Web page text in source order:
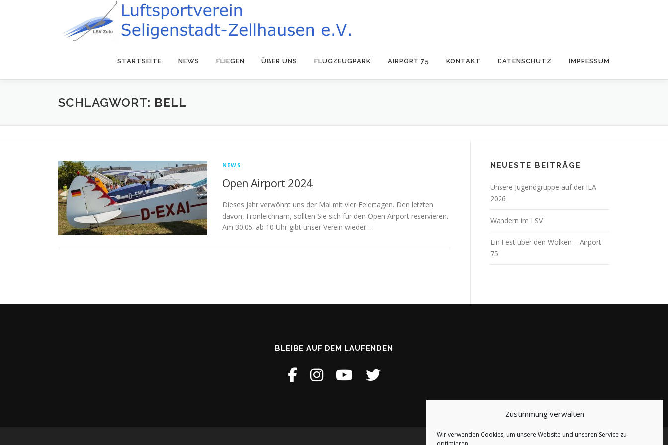
Zustimmung verwalten
Wir verwenden Cookies, um unsere Website und unseren Service zu
optimieren.
STARTSEITE NEWS FLIEGEN ÜBER UNS FLUGZEUGPARK AIRPORT 75 KONTAKT DATENSCHUTZ IMPRESSUM
SCHLAGWORT: BELL
NEWS
Open Airport 2024
Dieses Jahr verwöhnt uns der Mai mit vier Feiertagen. Den letzten
davon, Fronleichnam, sollten Sie sich für den Open Airport reservieren.
Am 30.05. ab 10 Uhr gibt unser Verein wieder …
NEUESTE BEITRÄGE
Unsere Jugendgruppe auf der ILA
2026
Wandern im LSV
Ein Fest über den Wolken – Airport
75
BLEIBE AUF DEM LAUFENDEN